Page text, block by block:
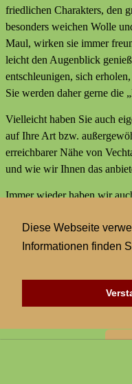
Diese Webseite
Informationen finden
friedlichen Charakters, den
besonders weichen Wolle
Maul, wirken sie immer
leicht den Augenblick
entschleunigen, sich
Sie werden daher gerne die
Vielleicht haben Sie auch
auf Ihre Art bzw.
erreichbarer Nähe von
und wie wir Ihnen das
Immer wieder haben wir
Alpakaprodukte, z.B.
Wolle unserer Tiere und
Wir bieten keine externen
Alpaka-Wanderungen.
Sie bei uns Alpakas Mal
erreichbarer Nähe von